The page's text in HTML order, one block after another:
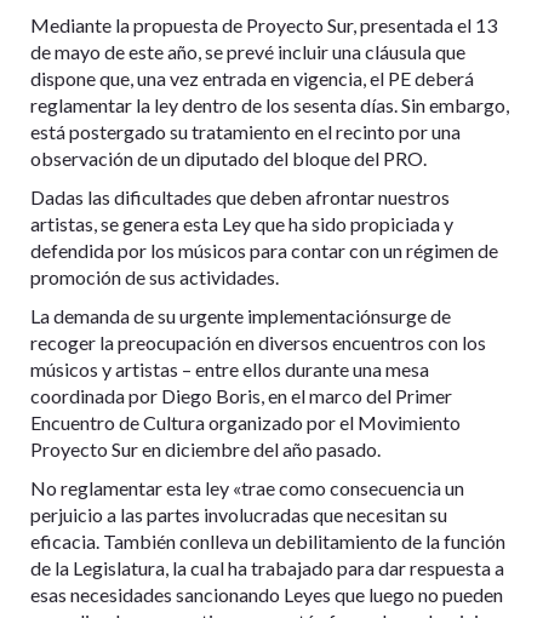
Mediante la propuesta de Proyecto Sur, presentada el 13
de mayo de este año, se prevé incluir una cláusula que
dispone que, una vez entrada en vigencia, el PE deberá
reglamentar la ley dentro de los sesenta días. Sin embargo,
está postergado su tratamiento en el recinto por una
observación de un diputado del bloque del PRO.
Dadas las dificultades que deben afrontar nuestros
artistas, se genera esta Ley que ha sido propiciada y
defendida por los músicos para contar con un régimen de
promoción de sus actividades.
La demanda de su urgente implementaciónsurge de
recoger la preocupación en diversos encuentros con los
músicos y artistas – entre ellos durante una mesa
coordinada por Diego Boris, en el marco del Primer
Encuentro de Cultura organizado por el Movimiento
Proyecto Sur en diciembre del año pasado.
No reglamentar esta ley «trae como consecuencia un
perjuicio a las partes involucradas que necesitan su
eficacia. También conlleva un debilitamiento de la función
de la Legislatura, la cual ha trabajado para dar respuesta a
esas necesidades sancionando Leyes que luego no pueden